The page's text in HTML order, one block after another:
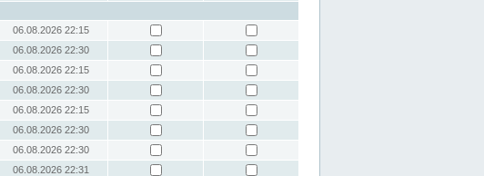
06.08.2026 22:15
06.08.2026 22:30
06.08.2026 22:15
06.08.2026 22:30
06.08.2026 22:15
06.08.2026 22:30
06.08.2026 22:30
06.08.2026 22:31